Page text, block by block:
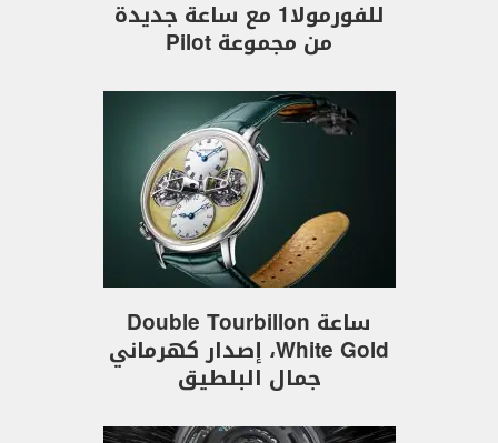
للفورمولا1 مع ساعة جديدة
من مجموعة Pilot
ساعة Double Tourbillon
White Gold، إصدار كهرماني
جمال البلطيق